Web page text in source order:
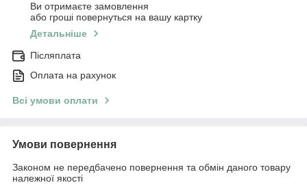
Ви отримаєте замовлення
або гроші повернуться на вашу картку
Детальніше
Післяплата
Оплата на рахунок
Всі умови оплати
Умови повернення
Законом не передбачено повернення та обмін даного товару
належної якості